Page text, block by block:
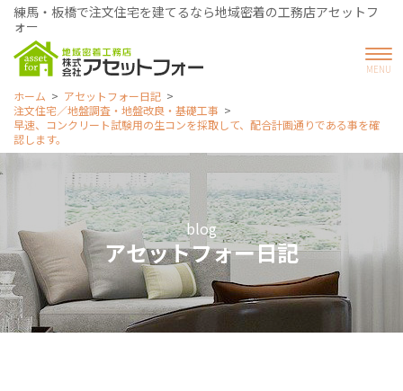
練馬・板橋で注文住宅を建てるなら地域密着の工務店アセットフ
ォー
ホーム
アセットフォー日記
注文住宅／地盤調査・地盤改良・基礎工事
早速、コンクリート試験用の生コンを採取して、配合計画通りである事を確
認します。
blog
アセットフォー日記